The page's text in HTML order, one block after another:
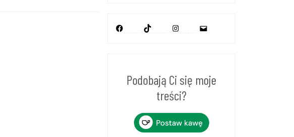
Facebook
TikTok
Instagram
Mail
Podobają Ci się moje
treści?